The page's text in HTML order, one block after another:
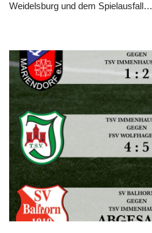
Weidelsburg und dem Spielausfall…